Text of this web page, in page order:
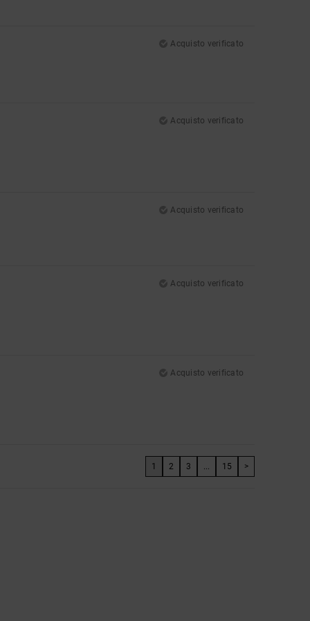
Acquisto verificato
Acquisto verificato
Acquisto verificato
Acquisto verificato
Acquisto verificato
1 2 3 ... 15 >